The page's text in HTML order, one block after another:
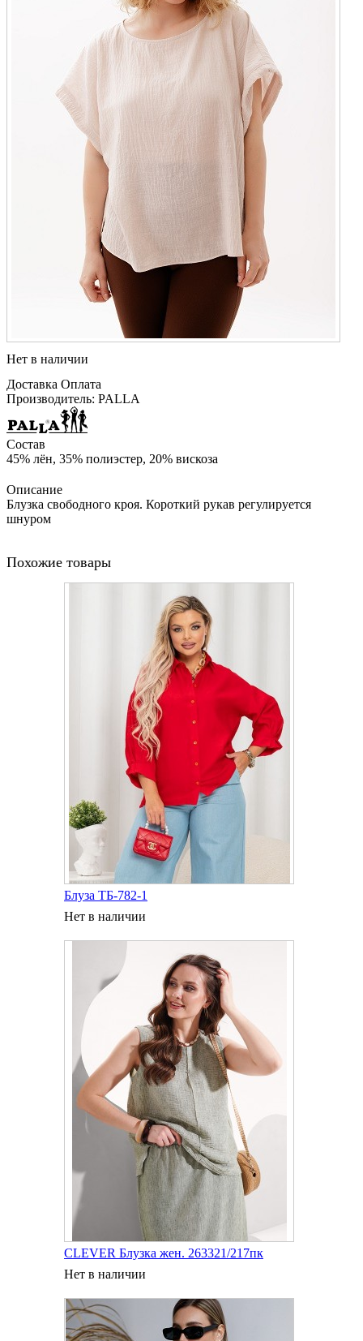
Нет в наличии
Доставка Оплата
Производитель: PALLA
Состав
45% лён, 35% полиэстер, 20% вискоза
Описание
Блузка свободного кроя. Короткий рукав регулируется
шнуром
Похожие товары
Блуза ТБ-782-1
Нет в наличии
CLEVER Блузка жен. 263321/217пк
Нет в наличии